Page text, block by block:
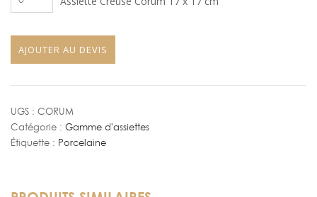
x
cm
21
cm
Plate
26
x
de
Creuse
Corum
17
cm
AJOUTER AU DEVIS
UGS : CORUM
Catégorie : Gamme d'assiettes
Étiquette : Porcelaine